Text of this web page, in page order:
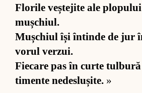
Flo­rile veș­te­jite ale
mu­ș­chiul.
Mu­ș­chiul își în­tinde de jur
vo­rul ver­zui.
Fi­e­care pas în curte
ti­mente ne­de­slu­și­te. »